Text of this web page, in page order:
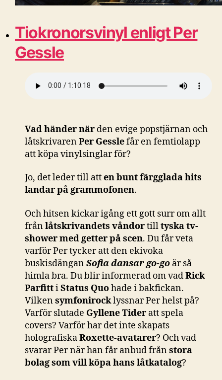
Tiokronorsvinyl enligt Per
Gessle
Vad händer när den evige popstjärnan och
låtskrivarenPer Gesslefår en femtiolapp
att köpa vinylsinglar för?
Jo, det leder till atten bunt färgglada hits
landar på grammofonen.
Och hitsen kickar igång ett gott surr om allt
frånlåtskrivandets våndortilltyska tv-
shower med getter på scen. Du får veta
varför Per tycker att den ekivoka
buskisdänganSofia dansar go-go är så
himla bra. Du blir informerad om vadRick
ParfittiStatus Quohade i bakfickan.
Vilkensymfonirocklyssnar Per helst på?
Varför slutade Gyllene Tider att spela
covers? Varför har det inte skapats
holografiskaRoxette-avatarer? Och vad
svarar Per när han får anbud frånstora
bolag som vill köpa hans låtkatalog?